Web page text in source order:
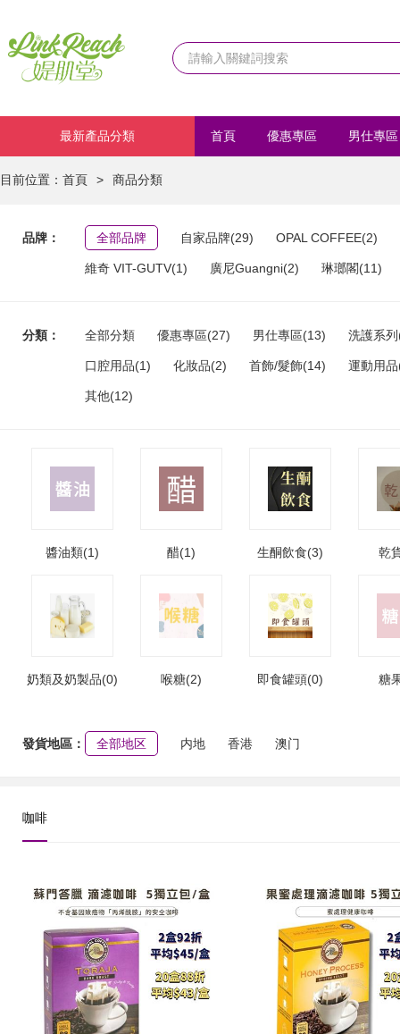
最新產品分類 首頁 優惠專區 男仕專區
目前位置： 首頁 > 商品分類
品牌： 全部品牌 自家品牌(29) OPAL COFFEE(2)
維奇 VIT-GUTV(1) 廣尼Guangni(2) 琳瑯閣(11)
分類： 全部分類 優惠專區(27) 男仕專區(13) 洗護系
口腔用品(1) 化妝品(2) 首飾/髮飾(14) 運動用
其他(12)
醬油類(1) 醋(1) 生酮飲食(3) 乾
奶類及奶製品(0) 喉糖(2) 即食罐頭(0) 糖
發貨地區： 全部地区 内地 香港 澳门
咖啡